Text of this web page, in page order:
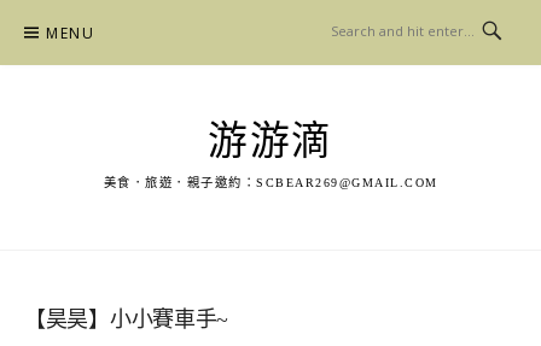
content
MENU
游游滴
美食．旅遊．親子邀約： SCBEAR269@GMAIL.COM
【昊昊】小小賽車手~